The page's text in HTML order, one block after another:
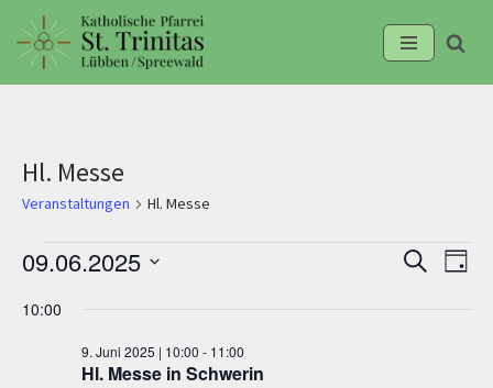
Zum
Inhalt
Hl. Messe
Veranstaltungen Hl. Messe
Suche
Suche
Tag
09.06.2025
wählen.
10:00
Hl. Messe in Schwerin
9. Juni 2025 | 10:00 - 11:00